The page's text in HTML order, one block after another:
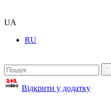
UA
RU
Відкрити у додатку